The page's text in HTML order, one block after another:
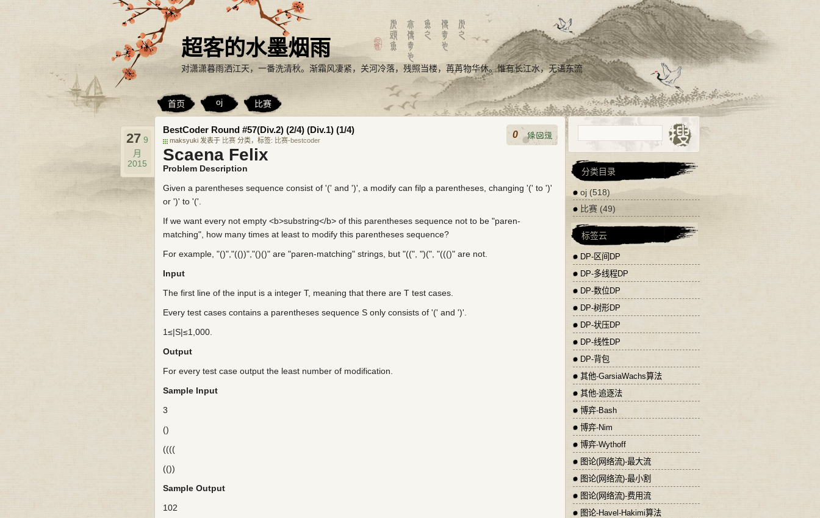
超客的水墨烟雨
对潇潇暮雨洒江天，一番洗清秋。渐霜风凄紧，关河冷落，残照当楼，苒苒物华休。惟有长江水，无语东流
首页 oj 比赛
BestCoder Round #57(Div.2) (2/4) (Div.1) (1/4)
maksyuki 发表于 比赛 分类，标签: 比赛-bestcoder
27 9
月
2015
0
Scaena Felix
Problem Description
Given a parentheses sequence consist of '(' and ')', a modify can filp a parentheses, changing '(' to ')'
or ')' to '('.
If we want every not empty <b>substring</b> of this parentheses sequence not to be "paren-
matching", how many times at least to modify this parentheses sequence?
For example, "()","(())","()()" are "paren-matching" strings, but "((", ")(", "((()" are not.
Input
The first line of the input is a integer T, meaning that there are T test cases.
Every test cases contains a parentheses sequence S only consists of '(' and ')'.
1≤|S|≤1,000.
Output
For every test case output the least number of modification.
Sample Input
3
()
((((
(())
Sample Output
102
分类目录
oj (518)
比赛 (49)
标签云
DP-区间DP
DP-多线程DP
DP-数位DP
DP-树形DP
DP-状压DP
DP-线性DP
DP-背包
其他-GarsiaWachs算法
其他-追逐法
博弈-Bash
博弈-Nim
博弈-Wythoff
图论(网络流)-最大流
图论(网络流)-最小割
图论(网络流)-费用流
图论-Havel-Hakimi算法